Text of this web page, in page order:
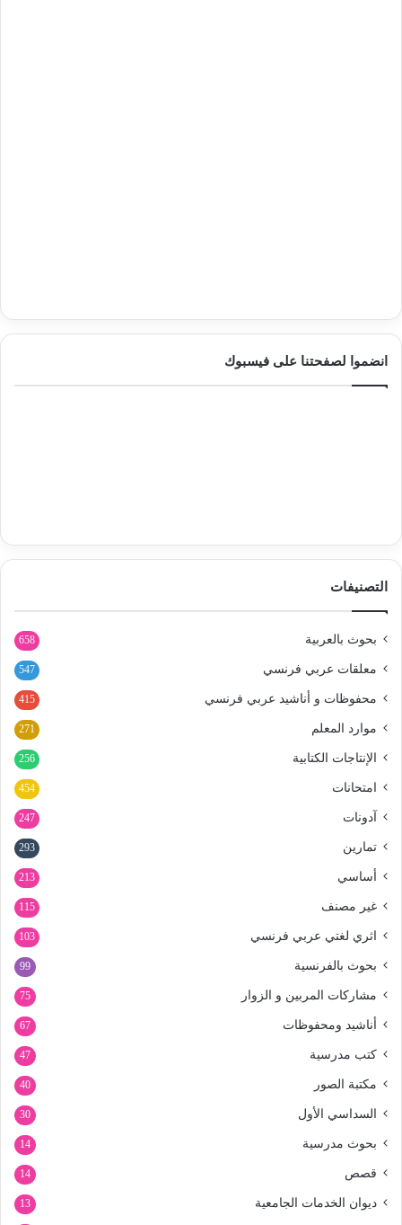
انضموا لصفحتنا على فيسبوك
التصنيفات
بحوث بالعربية 658
معلقات عربي فرنسي 547
محفوظات و أناشيد عربي فرنسي 415
موارد المعلم 271
الإنتاجات الكتابية 256
امتحانات 454
آدونات 247
تمارين 293
أساسي 213
غير مصنف 115
اثري لغتي عربي فرنسي 103
بحوث بالفرنسية 99
مشاركات المربين و الزوار 75
أناشيد ومحفوظات 67
كتب مدرسية 47
مكتبة الصور 40
السداسي الأول 30
بحوث مدرسية 14
قصص 14
ديوان الخدمات الجامعية 13